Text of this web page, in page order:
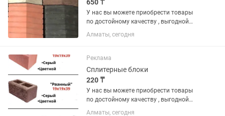
650 ₸
У нас вы можете приобрести товары
по достойному качеству , выгодной
цене и по гарантии. В наличии имеются
различные виды на «БРУСЧАТКА» ,
(мрамор)» , «ПЛИТКА» ,...
Алматы, сегодня
Реклама
Сплитерные блоки
220 ₸
У нас вы можете приобрести товары
по достойному качеству , выгодной
цене и по гарантии. В наличии имеются
Алматы, сегодня